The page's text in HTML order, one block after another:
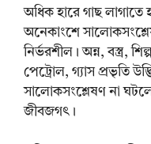
অধিক হারে গাছ লাগাতে
অনেকাংশে
নির্ভরশীল। অন্ন, বস্ত্র,
পেট্রোল, গ্যাস প্রভৃতি
সালোকসংশ্লেষণ না
জীবজগৎ।